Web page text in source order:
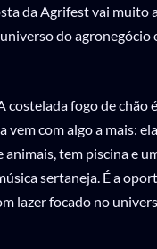
da Agrifest vai muito
do agronegócio
costelada fogo de chão
vem com algo a mais:
tem piscina e
sertaneja. É a
lazer focado no